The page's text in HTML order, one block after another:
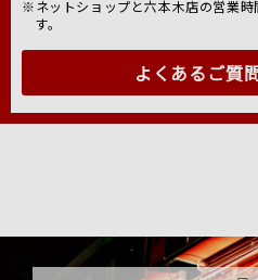
※ネットショップと六本木店の営業
す。
よくあるご質